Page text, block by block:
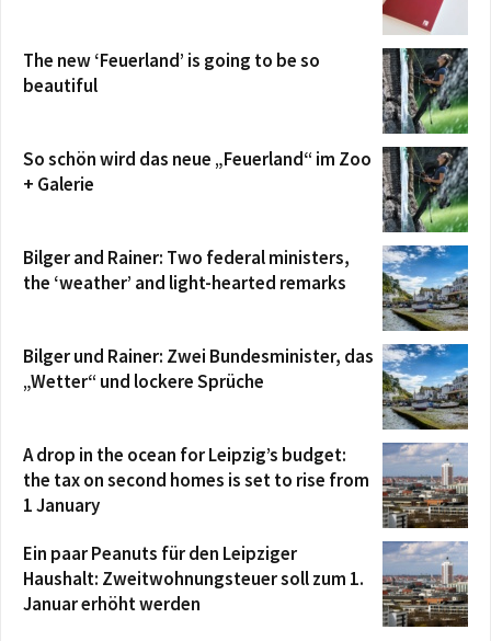
The new ‘Feuerland’ is going to be so
beautiful
So schön wird das neue „Feuerland“ im Zoo
+ Galerie
Bilger and Rainer: Two federal ministers,
the ‘weather’ and light-hearted remarks
Bilger und Rainer: Zwei Bundesminister, das
„Wetter“ und lockere Sprüche
A drop in the ocean for Leipzig’s budget:
the tax on second homes is set to rise from
1 January
Ein paar Peanuts für den Leipziger
Haushalt: Zweitwohnungsteuer soll zum 1.
Januar erhöht werden